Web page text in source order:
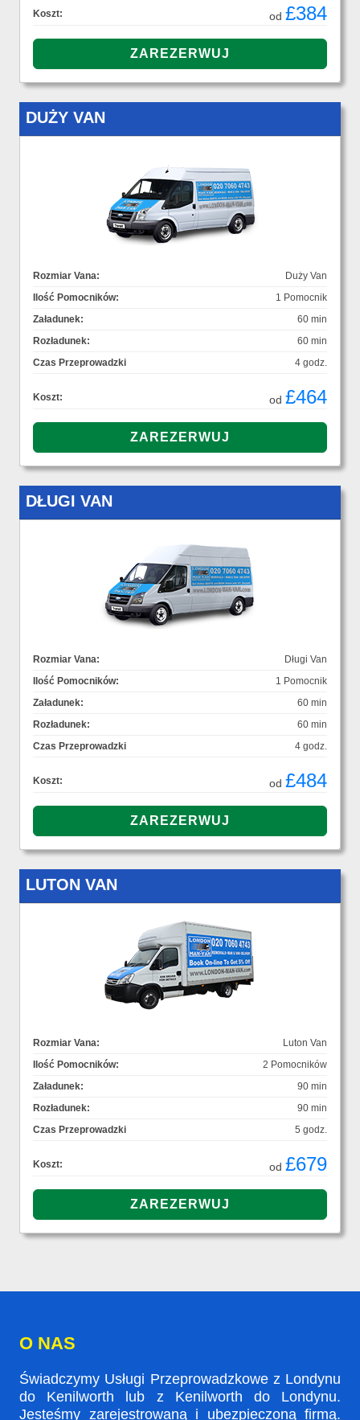
Koszt: od £384
DUŻY VAN
Rozmiar Vana:
Duży Van
Ilość Pomocników:
1 Pomocnik
Załadunek:
60 min
Rozładunek:
60 min
Czas Przeprowadzki
4 godz.
Koszt: od £464
DŁUGI VAN
Rozmiar Vana:
Długi Van
Ilość Pomocników:
1 Pomocnik
Załadunek:
60 min
Rozładunek:
60 min
Czas Przeprowadzki
4 godz.
Koszt: od £484
LUTON VAN
Rozmiar Vana:
Luton Van
Ilość Pomocników:
2 Pomocników
Załadunek:
90 min
Rozładunek:
90 min
Czas Przeprowadzki
5 godz.
Koszt: od £679
O NAS
Świadczymy Usługi Przeprowadzkowe z Londynu
do Kenilworth lub z Kenilworth do Londynu.
Jesteśmy zarejestrowaną i ubezpieczoną firmą.